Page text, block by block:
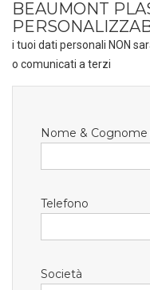
BEAUMONT
i tuoi dati personali NON
o comunicati a terzi
Nome & Cognome
Telefono
Società